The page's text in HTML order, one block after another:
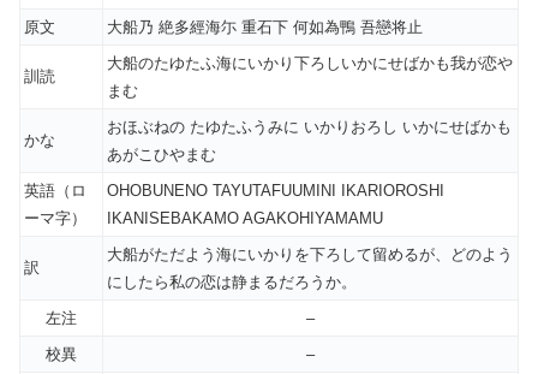
原文
大船乃 絶多經海尓 重石下 何如為鴨 吾戀将止
訓読
大船のたゆたふ海にいかり下ろしいかにせばかも我が恋や
まむ
かな
おほぶねの たゆたふうみに いかりおろし いかにせばかも
あがこひやまむ
英語（ロ
ーマ字）
OHOBUNENO TAYUTAFUUMINI IKARIOROSHI
IKANISEBAKAMO AGAKOHIYAMAMU
訳
大船がただよう海にいかりを下ろして留めるが、どのよう
にしたら私の恋は静まるだろうか。
左注
–
校異
–